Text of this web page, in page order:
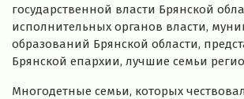
государственной власти Брянской
исполнительных органов власти,
образований Брянской области,
Брянской епархии, лучшие семьи
Многодетные семьи, которых